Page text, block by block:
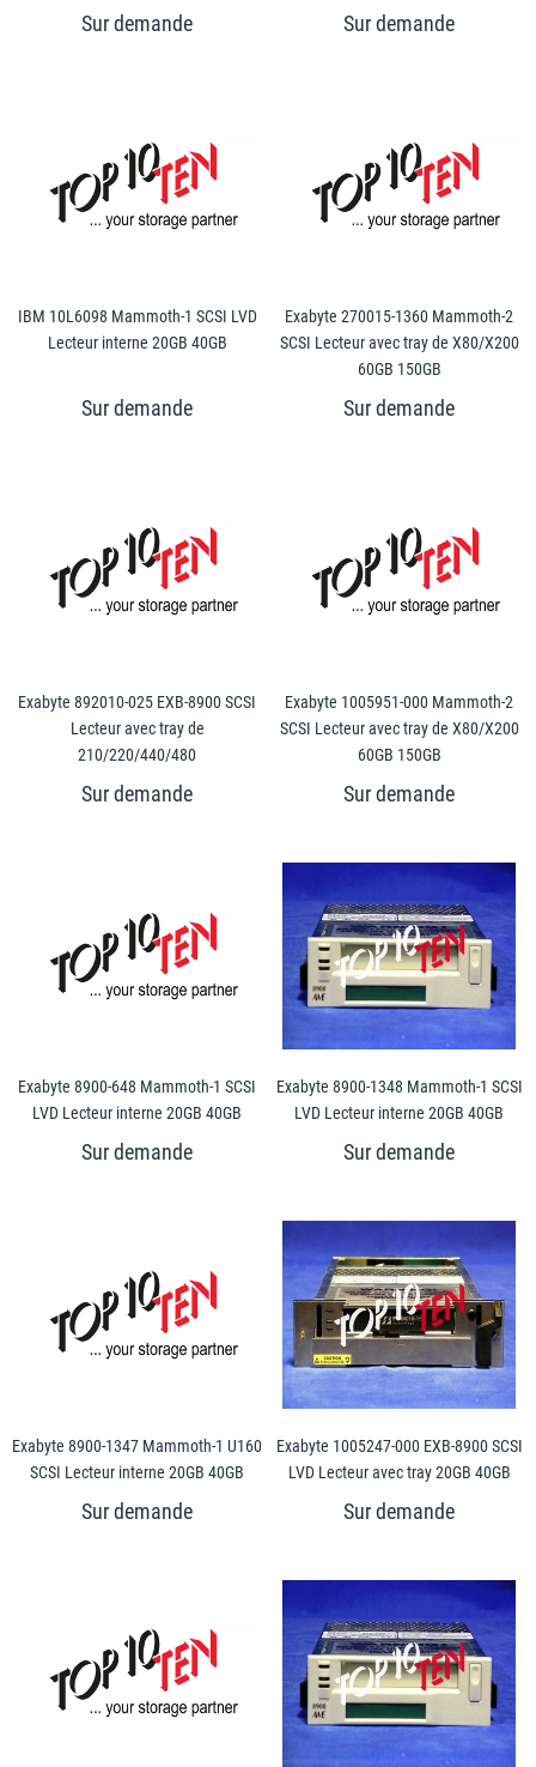
IBM 10L6098 Mammoth-1 SCSI LVD
Lecteur interne 20GB 40GB
Exabyte 270015-1360 Mammoth-2
SCSI Lecteur avec tray de X80/X200
60GB 150GB
Exabyte 892010-025 EXB-8900 SCSI
Lecteur avec tray de
210/220/440/480
Exabyte 1005951-000 Mammoth-2
SCSI Lecteur avec tray de X80/X200
60GB 150GB
Exabyte 8900-648 Mammoth-1 SCSI
LVD Lecteur interne 20GB 40GB
Exabyte 8900-1348 Mammoth-1 SCSI
LVD Lecteur interne 20GB 40GB
Exabyte 8900-1347 Mammoth-1 U160
SCSI Lecteur interne 20GB 40GB
Exabyte 1005247-000 EXB-8900 SCSI
LVD Lecteur avec tray 20GB 40GB